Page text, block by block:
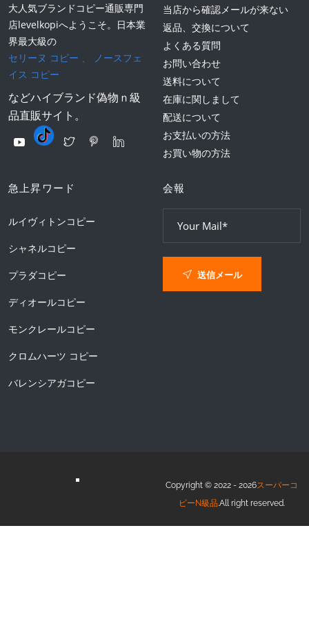
大人気ブランドコピー通販専門
店levelkopiへようこそ。日本業
界最大級の
セリーヌ コピー 、
ノースフェ
イス コピー
などハイブランド偽物ｎ級
品直販サイト。
当店から確認メールが来ない
返品、交換について
よくある質問
お問い合わせ
送料について
在庫に関しまして
配送について
お支払いの方法
お買い物の方法
急上昇ワード
ルイヴィトンコピー
シャネルコピー
プラダコピー
ディオールコピー
モンクレールコピー
クロムハーツ コピー
バレンシアガコピー
会報
送信メール
Copyright © 2022 - 2026スーパーコ
ピーN級品.All right reserved.